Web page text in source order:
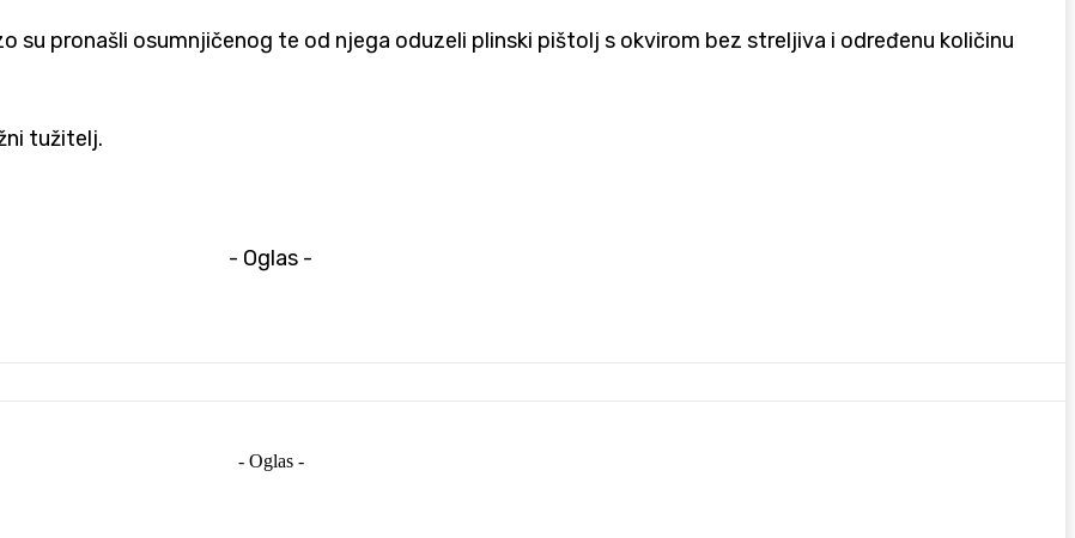
su pronašli osumnjičenog te od njega oduzeli plinski pištolj s okvirom bez streljiva i određenu količinu
tužitelj.
- Oglas -
- Oglas -